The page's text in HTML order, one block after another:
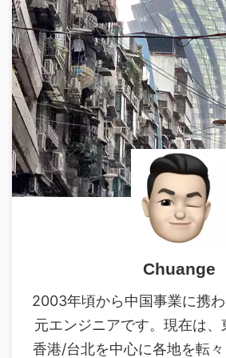
Chuange
2003年頃から中国事業に携
元エンジニアです。現在は
香港/台北を中心に各地を転